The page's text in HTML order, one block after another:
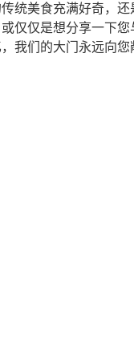
统美食充满好奇，还
仅仅是想分享一下您
我们的大门永远向您